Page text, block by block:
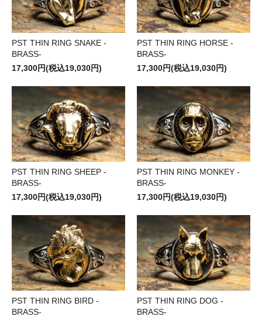
PST THIN RING SNAKE -
BRASS-
17,300円(税込19,030円)
PST THIN RING HORSE -
BRASS-
17,300円(税込19,030円)
PST THIN RING SHEEP -
BRASS-
17,300円(税込19,030円)
PST THIN RING MONKEY -
BRASS-
17,300円(税込19,030円)
PST THIN RING BIRD -
BRASS-
PST THIN RING DOG -
BRASS-